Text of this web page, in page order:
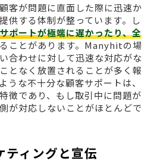
客が問題に直面した際に迅速か
供する体制が整っています。し
サポートが極端に遅かったり、全
ことがあります。Manyhitの場
合わせに対して迅速な対応がな
となく放置されることが多く報
うな不十分な顧客サポートは、
徴であり、もし取引中に問題が
が対応しないことがほとんどで
ティングと宣伝